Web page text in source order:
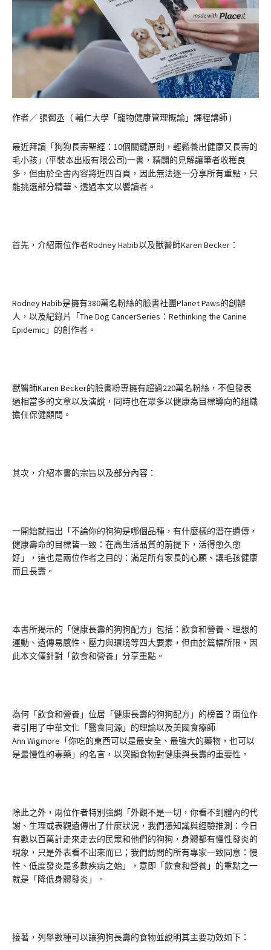
作者／ 張御丞（ 輔仁大學「寵物健康管理概論」課程講師 )
最近拜讀「狗狗長壽聖經：10個關鍵原則，輕鬆養出健康又長壽的
毛小孩」(平裝本出版有限公司)一書，精闢的見解讓筆者收穫良
多，但由於全書內容將近四百頁，因此無法逐一分享所有重點，只
能挑選部分精華、透過本文以饗讀者。
首先，介紹兩位作者Rodney Habib以及獸醫師Karen Becker：
Rodney Habib是擁有380萬名粉絲的臉書社團Planet Paws的創辦
人，以及紀錄片「The Dog CancerSeries：Rethinking the Canine
Epidemic」的創作者。
獸醫師Karen Becker的臉書粉專擁有超過220萬名粉絲，不但發表
過相當多的文章以及演說，同時也在眾多以健康為目標導向的組織
擔任保健顧問。
其次，介紹本書的宗旨以及部分內容：
一開始就指出「不論你的狗狗是哪個品種，有什麼樣的潛在遺傳，
健康壽命的目標皆一致：在高生活品質的前提下，活得愈久愈
好」，這也是兩位作者之目的：滿足所有家長的心願、讓毛孩健康
而且長壽。
本書所揭示的「健康長壽的狗狗配方」包括：飲食和營養、理想的
運動、遺傳易感性、壓力與環境等四大要素，但由於篇幅所限，因
此本文僅針對「飲食和營養」分享重點。
為何「飲食和營養」位居「健康長壽的狗狗配方」的榜首？兩位作
者引用了中華文化「醫食同源」的理論以及美國食療師
Ann Wigmore「你吃的東西可以是最安全、最強大的藥物，也可以
是最慢性的毒藥」的名言，以突顯食物對健康與長壽的重要性。
除此之外，兩位作者特別強調「外觀不是一切，你看不到體內的代
謝、生理或表觀遺傳出了什麼狀況，我們憑知識與經驗推測：今日
有數以百萬計走來走去的民眾和他們的狗狗，身體都有慢性發炎的
現象，只是外表看不出來而已；我們訪問的所有專家一致同意：慢
性、低度發炎是多數疾病之始」，意即「飲食和營養」的重點之一
就是「降低身體發炎」。
接著，列舉數種可以讓狗狗長壽的食物並說明其主要功效如下：